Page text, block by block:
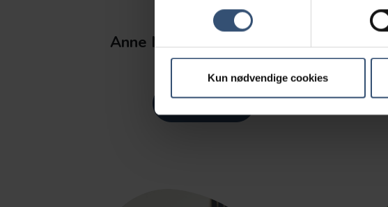
Kun nødvendige cookies
Anne Mette Skade Lavsen
Dyrlæge
LÆS MERE